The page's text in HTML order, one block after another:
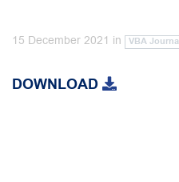
15 December 2021 in VBA
DOWNLOAD